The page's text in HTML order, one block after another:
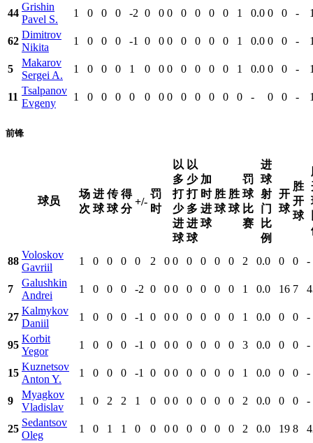
44
Grishin
Pavel S.
1 0 0 0 -2 0 0 0 0 0 0 0 1 0.0 0 0 -
62
Dimitrov
Nikita
1 0 0 0 -1 0 0 0 0 0 0 0 1 0.0 0 0 -
5
Makarov
Sergei A.
1 0 0 0 1 0 0 0 0 0 0 0 1 0.0 0 0 -
11
Tsalpanov
Evgeny
1 0 0 0 0 0 0 0 0 0 0 0 0 - 0 0 -
前锋
球员
场
次
进
球
传
球
得
分
+/-
罚
时
以
多
打
少
进
球
以
少
打
多
进
球
加
时
进
球
胜
球
胜
球
罚
球
比
赛
进
球
射
门
比
例
开
球
胜
开
球
88
Voloskov
Gavriil
1 0 0 0 0 2 0 0 0 0 0 0 2 0.0 0 0 -
7
Galushkin
Andrei
1 0 0 0 -2 0 0 0 0 0 0 0 1 0.0 16 7
27
Kalmykov
Daniil
1 0 0 0 -1 0 0 0 0 0 0 0 1 0.0 0 0 -
95
Korbit
Yegor
1 0 0 0 -1 0 0 0 0 0 0 0 3 0.0 0 0 -
15
Kuznetsov
Anton Y.
1 0 0 0 -1 0 0 0 0 0 0 0 1 0.0 0 0 -
9
Myagkov
Vladislav
1 0 2 2 1 0 0 0 0 0 0 0 2 0.0 0 0 -
25
Sedantsov
Oleg
1 0 1 1 0 0 0 0 0 0 0 0 2 0.0 19 8